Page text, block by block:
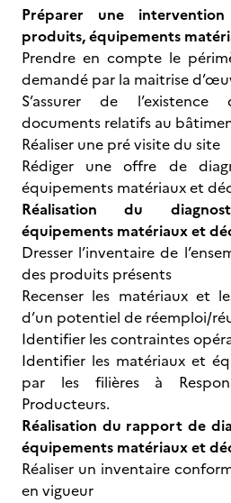
Préparer une
produits, équipements
Prendre en compte le
demandé par la maitrise
S’assurer de
documents relatifs au
Réaliser une pré visite du site
Rédiger une offre de
équipements matériaux et
Réalisation du
équipements matériaux et
Dresser l’inventaire de
des produits présents
Recenser les matériaux et
d’un potentiel de réemploi/
Identifier les contraintes
Identifier les matériaux et
par les filières à
Producteurs.
Réalisation du rapport de
équipements matériaux et
Réaliser un inventaire
en vigueur